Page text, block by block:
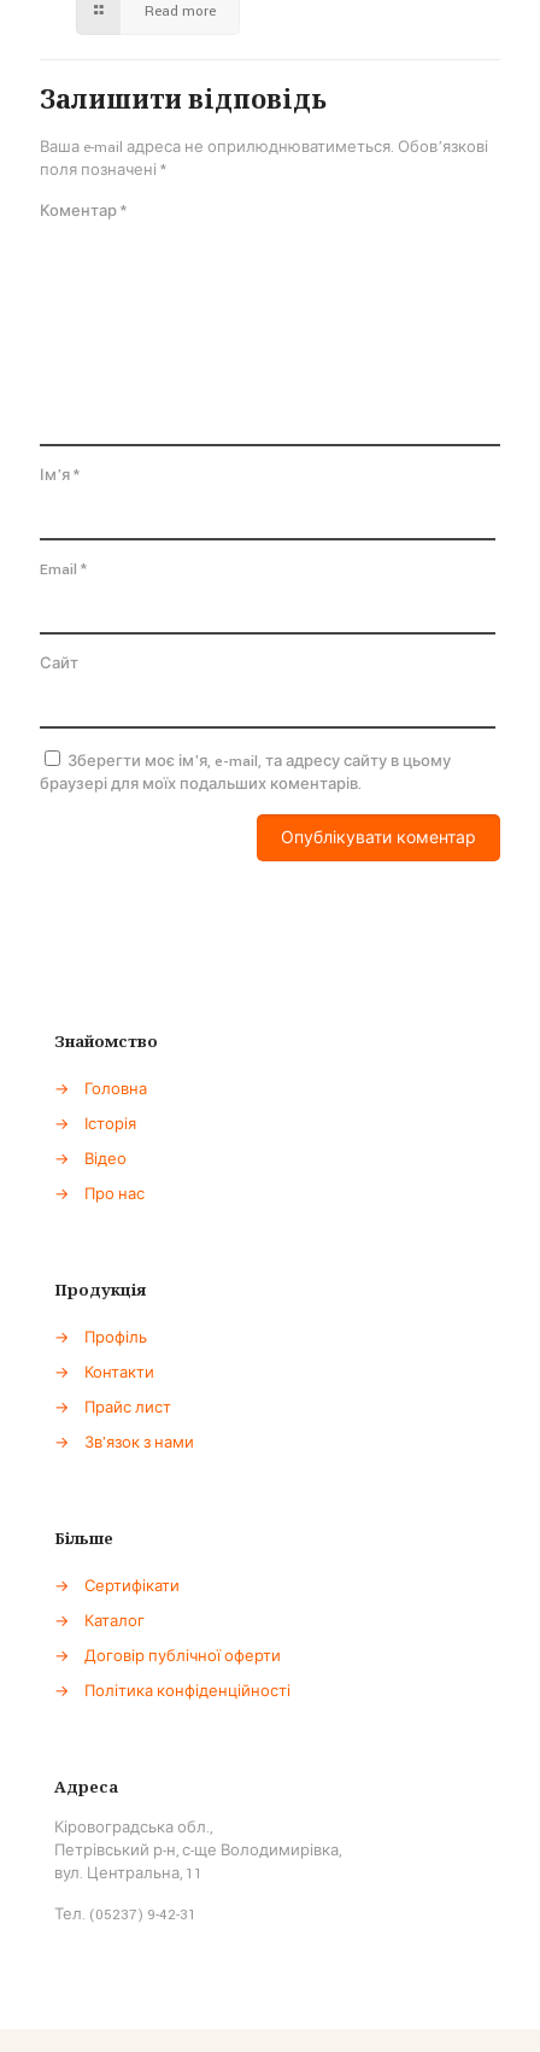
Read more
Залишити відповідь
Ваша e-mail адреса не оприлюднюватиметься. Обов’язкові
поля позначені *
Коментар*
Ім'я*
Email *
Сайт
Зберегти моє ім'я, e-mail, та адресу сайту в цьому
браузері для моїх подальших коментарів.
Знайомство
→
Головна
→
Історія
→
Відео
→
Про нас
Продукція
→
Профіль
→
Контакти
→
Прайс лист
→
Зв'язок з нами
Більше
→
Сертифікати
→
Каталог
→
Договір публічної оферти
→
Політика конфіденційності
Адреса
Кіровоградська обл.,
Петрівський р-н, с-ще Володимирівка,
вул. Центральна, 11
Тел. (05237) 9-42-31